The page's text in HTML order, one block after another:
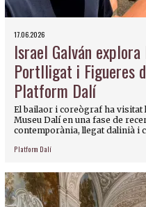
17.06.2026
Israel Galván
Portlligat i Figueres
Platform Dalí
El bailaor i coreògraf ha visitat
Museu Dalí en una fase de
contemporània, llegat dalinià i
Platform Dalí